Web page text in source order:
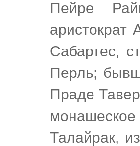
Пейре
аристократ
Сабартес,
Перль;
Праде
Талайрак,